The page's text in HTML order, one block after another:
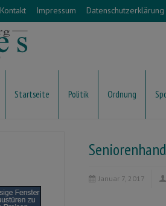
Kontakt Impressum Datenschutzerklärung
Startseite Politik Ordnung
Januar 7, 2017